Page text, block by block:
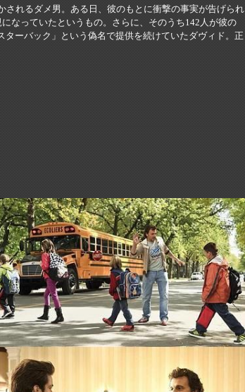
れるダメ男。ある日、彼のもとに衝撃の事実が告げられ
なっていたというもの。さらに、そのうち142人が彼の
ーバック」という偽名で提供を続けていたダヴィド。正